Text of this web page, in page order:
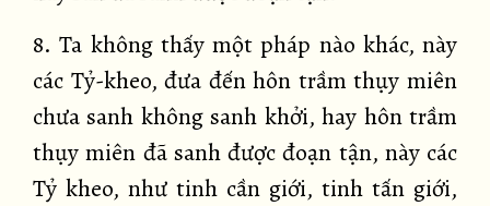
8. Ta không thấy một pháp nào khác, này
các Tỷ-kheo, đưa đến hôn trầm thụy miên
chưa sanh không sanh khởi, hay hôn trầm
thụy miên đã sanh được đoạn tận, này các
Tỷ kheo, như tinh cần giới, tinh tấn giới,